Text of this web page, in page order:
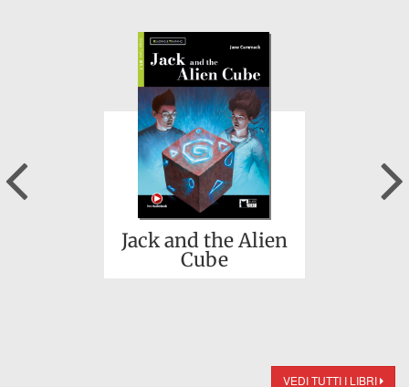
Jack and the Alien
Cube
Previous
VEDI TUTTI I LIBRI